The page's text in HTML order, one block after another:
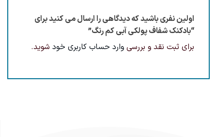
اولین نفری باشید که دیدگاهی را ارسال می کنید برای
“بادکنک شفاف پولکی آبی کم رنگ”
برای ثبت نقد و بررسی وارد حساب کاربری خود شوید.